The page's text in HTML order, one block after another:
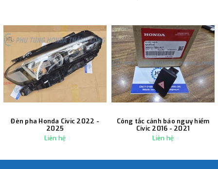
Đèn pha Honda Civic 2022 -
2025
Liên hệ
Công tắc cảnh báo nguy hiểm
Civic 2016 - 2021
Liên hệ